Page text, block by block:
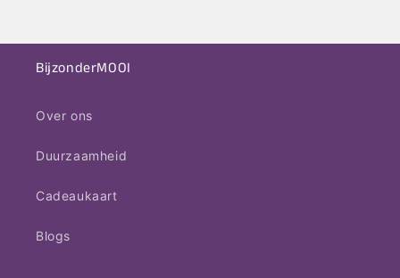
BijzonderMOOI
Over ons
Duurzaamheid
Cadeaukaart
Blogs